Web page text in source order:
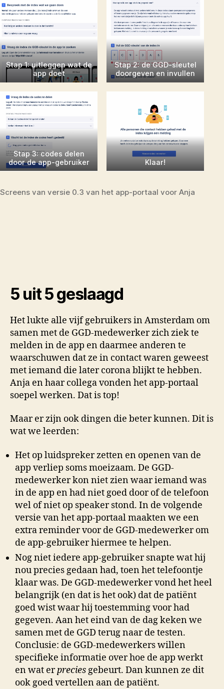
Stap 1: uitleggen wat de
app doet
Stap 2: de GGD-sleutel
doorgeven en invullen
Stap 3: codes delen
door de app-gebruiker
Klaar!
Screens van versie 0.3 van het app-portaal voor Anja
5 uit 5 geslaagd
Het lukte alle vijf gebruikers in Amsterdam om
samen met de GGD-medewerker zich ziek te
melden in de app en daarmee anderen te
waarschuwen dat ze in contact waren geweest
met iemand die later corona blijkt te hebben.
Anja en haar collega vonden het app-portaal
soepel werken. Dat is top!
Maar er zijn ook dingen die beter kunnen. Dit is
wat we leerden:
Het op luidspreker zetten en openen van de
app verliep soms moeizaam. De GGD-
medewerker kon niet zien waar iemand was
in de app en had niet goed door of de telefoon
wel of niet op speaker stond. In de volgende
versie van het app-portaal maakten we een
extra reminder voor de GGD-medewerker om
de app-gebruiker hiermee te helpen.
Nog niet iedere app-gebruiker snapte wat hij
nou precies gedaan had, toen het telefoontje
klaar was. De GGD-medewerker vond het heel
belangrijk (en dat is het ook) dat de patiënt
goed wist waar hij toestemming voor had
gegeven. Aan het eind van de dag keken we
samen met de GGD terug naar de testen.
Conclusie: de GGD-medewerkers willen
specifieke informatie over hoe de app werkt
en wat erprecies gebeurt. Dan kunnen ze dit
ook goed vertellen aan de patiënt.